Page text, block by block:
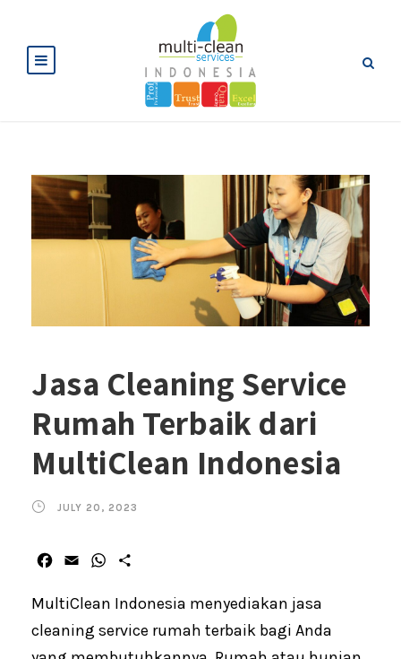
Jasa Cleaning Service
Rumah Terbaik dari
MultiClean Indonesia
JULY 20, 2023
c
b
a
l
W
a
s
a
e
MultiClean Indonesia menyediakan jasa
cleaning service rumah terbaik bagi Anda